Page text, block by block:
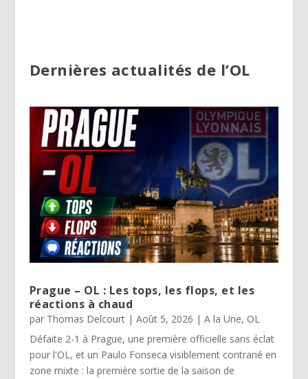
Dernières actualités de l’OL
Prague – OL : Les tops, les flops, et les
réactions à chaud
par Thomas Delcourt| Août 5, 2026 | A la Une, OL
Défaite 2-1 à Prague, une première officielle sans éclat
pour l'OL, et un Paulo Fonseca visiblement contrarié en
zone mixte : la première sortie de la saison de